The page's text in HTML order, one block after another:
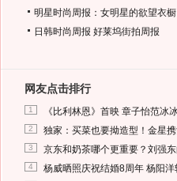
明星时尚周报：女明星的欲望衣橱
日韩时尚周报 好莱坞街拍周报
网友点击排行
1 《比利林恩》首映 章子怡范冰
2 独家：买菜也要拗造型！金星
3 京东和奶茶哪个更重要？刘强东
4 杨威晒照庆祝结婚8周年 杨阳